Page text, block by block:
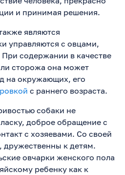
и принимая решения.
являются
управляются с овцами,
При содержании в качестве
сторожа она может
на окружающих, его
с раннего возраста.
собаки не
доброе обращение с
с хозяевами. Со своей
дружественны к детям.
овчарки женского пола
ребенку как к